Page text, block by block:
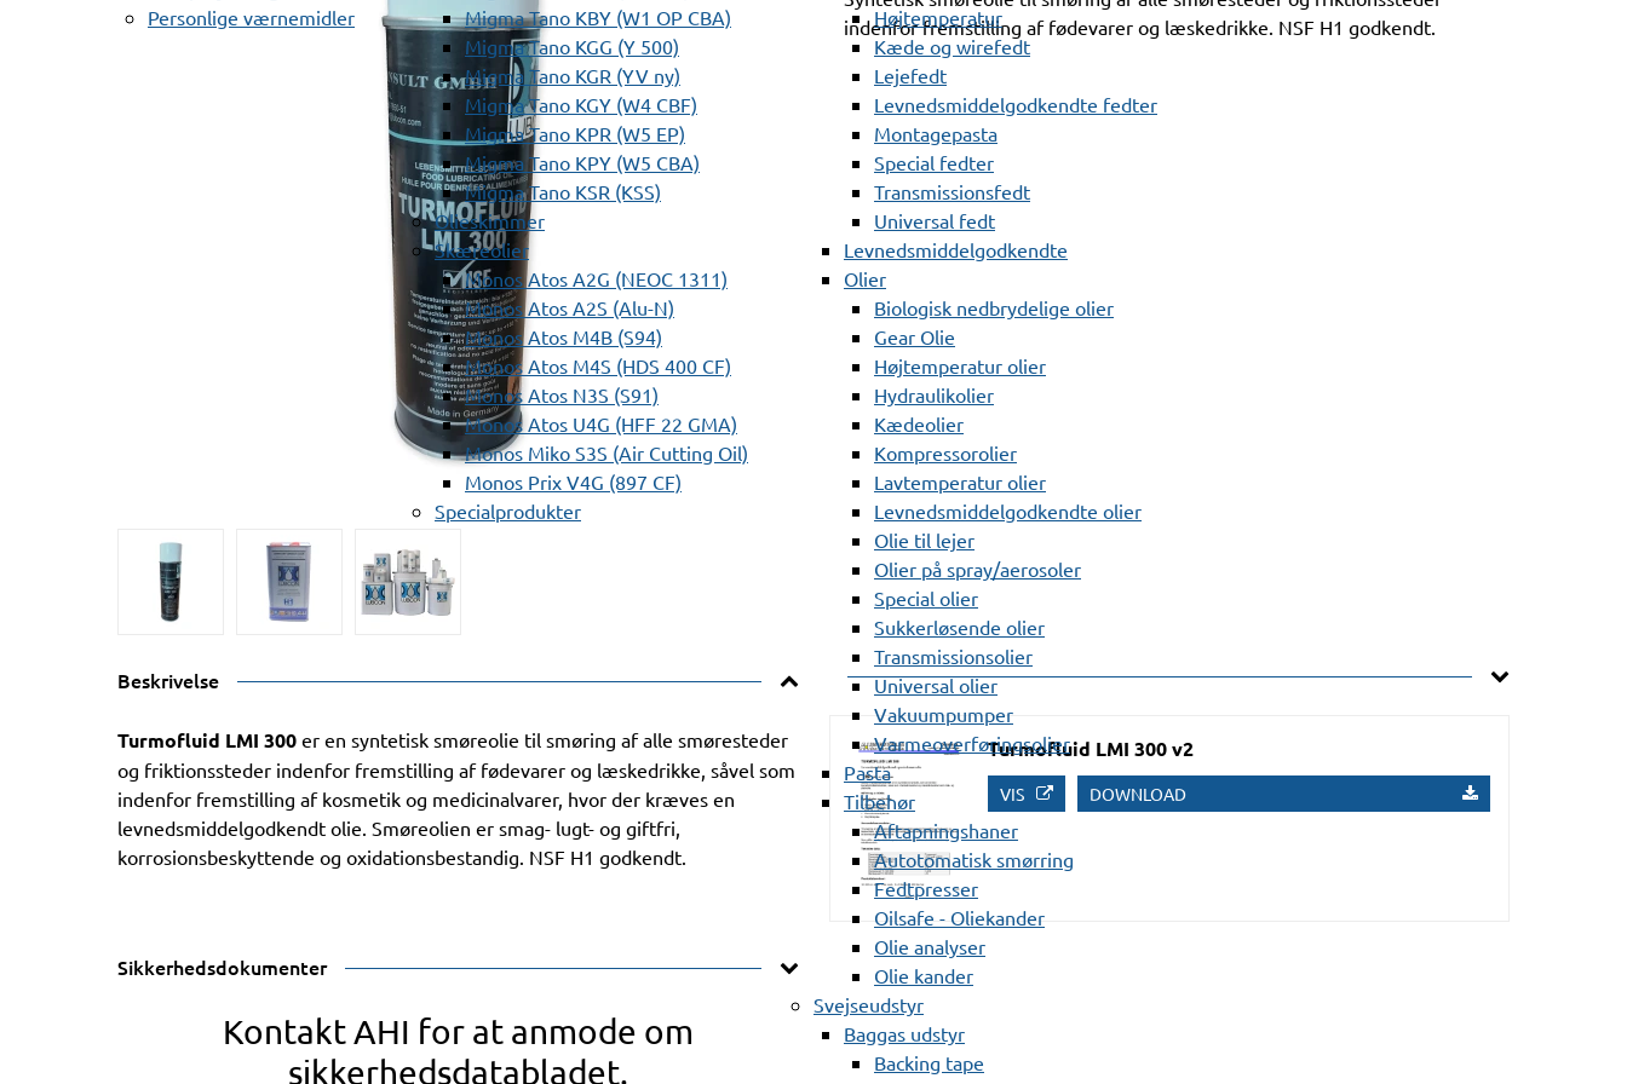
Personlige værnemidler
Migma Tano KBY (W1 OP CBA)
Migma Tano KGG (Y 500)
Migma Tano KGR (YV ny)
Migma Tano KGY (W4 CBF)
Migma Tano KPR (W5 EP)
Migma Tano KPY (W5 CBA)
Migma Tano KSR (KSS)
Olieskimmer
Skæreolier
Monos Atos A2G (NEOC 1311)
Monos Atos A2S (Alu-N)
Monos Atos M4B (S94)
Monos Atos M4S (HDS 400 CF)
Monos Atos N3S (S91)
Monos Atos U4G (HFF 22 GMA)
Monos Miko S3S (Air Cutting Oil)
Monos Prix V4G (897 CF)
Specialprodukter
Højtemperatur
Kæde og wirefedt
Lejefedt
Levnedsmiddelgodkendte fedter
Montagepasta
Special fedter
Transmissionsfedt
Universal fedt
Levnedsmiddelgodkendte
Olier
Biologisk nedbrydelige olier
Gear Olie
Højtemperatur olier
Hydraulikolier
Kædeolier
Kompressorolier
Lavtemperatur olier
Levnedsmiddelgodkendte olier
Olie til lejer
Olier på spray/aerosoler
Special olier
Sukkerløsende olier
Transmissionsolier
Universal olier
Vakuumpumper
Varmeoverføringsolier
Pasta
Tilbehør
Aftapningshaner
Autotomatisk smørring
Fedtpresser
Oilsafe - Oliekander
Olie analyser
Olie kander
Svejseudstyr
Baggas udstyr
Backing tape
indenfor fremstilling af fødevarer og læskedrikke. NSF H1 godkendt.
Beskrivelse
Turmofluid LMI 300 er en syntetisk smøreolie til smøring af alle smøresteder
og friktionssteder indenfor fremstilling af fødevarer og læskedrikke, såvel som
indenfor fremstilling af kosmetik og medicinalvarer, hvor der kræves en
levnedsmiddelgodkendt olie. Smøreolien er smag- lugt- og giftfri,
korrosionsbeskyttende og oxidationsbestandig. NSF H1 godkendt.
Turmofluid LMI 300 v2
VIS DOWNLOAD
Sikkerhedsdokumenter
Kontakt AHI for at anmode om
sikkerhedsdatabladet.